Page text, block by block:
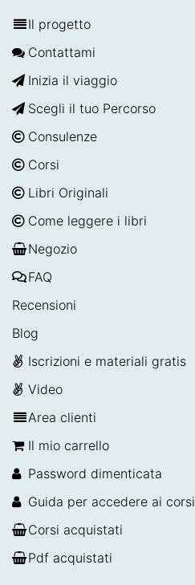
Il progetto
Contattami
Inizia il viaggio
Scegli il tuo Percorso
Consulenze
Corsi
Libri Originali
Come leggere i libri
Negozio
FAQ
Recensioni
Blog
Iscrizioni e materiali gratis
Video
Area clienti
Il mio carrello
Password dimenticata
Guida per accedere ai corsi
Corsi acquistati
Pdf acquistati